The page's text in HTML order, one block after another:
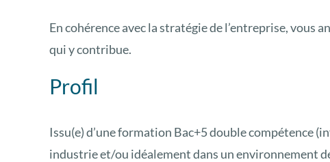
En cohérence avec la stratégie de l’entreprise, vous
qui y contribue.
Profil
Issu(e) d’une formation Bac+5 double compétence
industrie et/ou idéalement dans un environnement